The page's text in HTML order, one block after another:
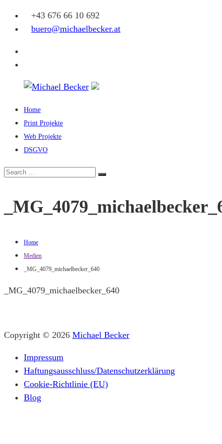
Skip
+43 676 66 10 692
buero@michaelbecker.at
Michael
Becker
Eine
weitere
WordPress-
Home
Print Projekte
Web Projekte
DSGVO
Search
Search
Home
Medien
_MG_4079_michaelbecker_640
_MG_4079_michaelbecker_640
Copyright © 2026 Michael Becker
Impressum
Haftungsausschluss/Datenschutzerklärung
Cookie-Richtlinie (EU)
Blog